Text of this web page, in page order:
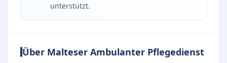
unterstützt.
Über Malteser Ambulanter Pflegedienst